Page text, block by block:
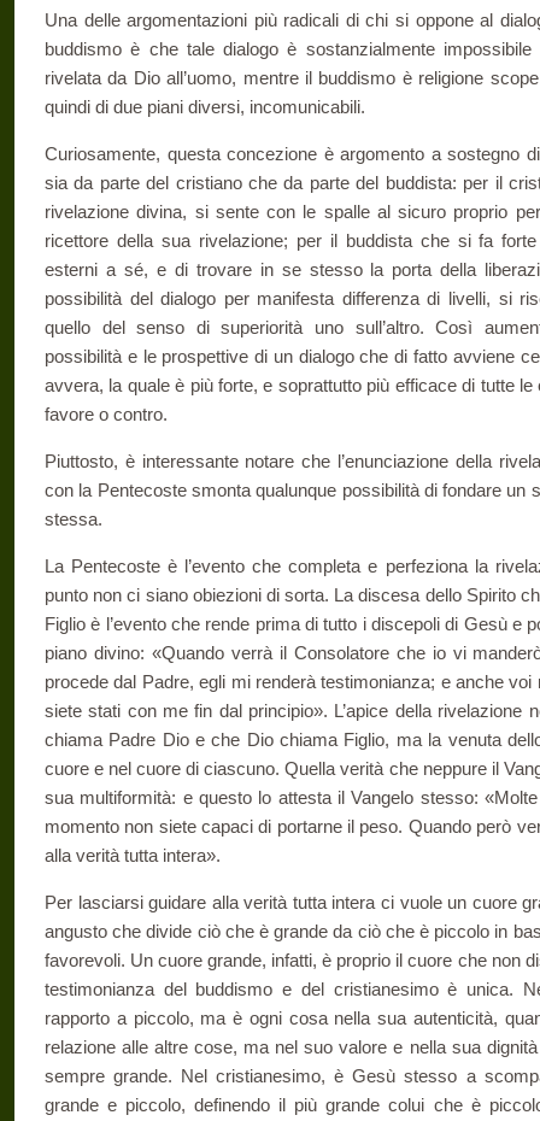
Una delle argomentazioni più radicali di chi si oppone al
buddismo è che tale dialogo è sostanzialmente
rivelata da Dio all’uomo, mentre il buddismo è religione
quindi di due piani diversi, incomunicabili.
Curiosamente, questa concezione è argomento a sostegno
sia da parte del cristiano che da parte del buddista: per il
rivelazione divina, si sente con le spalle al sicuro proprio
ricettore della sua rivelazione; per il buddista che si fa
esterni a sé, e di trovare in se stesso la porta della
possibilità del dialogo per manifesta differenza di livelli, si
quello del senso di superiorità uno sull’altro. Così
possibilità e le prospettive di un dialogo che di fatto avviene
avvera, la quale è più forte, e soprattutto più efficace di tutte
favore o contro.
Piuttosto, è interessante notare che l’enunciazione della
con la Pentecoste smonta qualunque possibilità di fondare un
stessa.
La Pentecoste è l’evento che completa e perfeziona la
punto non ci siano obiezioni di sorta. La discesa dello Spirito
Figlio è l’evento che rende prima di tutto i discepoli di Gesù e
piano divino: «Quando verrà il Consolatore che io vi
procede dal Padre, egli mi renderà testimonianza; e anche
siete stati con me fin dal principio». L’apice della rivelazione
chiama Padre Dio e che Dio chiama Figlio, ma la venuta
cuore e nel cuore di ciascuno. Quella verità che neppure il
sua multiformità: e questo lo attesta il Vangelo stesso:
momento non siete capaci di portarne il peso. Quando però
alla verità tutta intera».
Per lasciarsi guidare alla verità tutta intera ci vuole un cuore
angusto che divide ciò che è grande da ciò che è piccolo in
favorevoli. Un cuore grande, infatti, è proprio il cuore che non
testimonianza del buddismo e del cristianesimo è unica.
rapporto a piccolo, ma è ogni cosa nella sua autenticità,
relazione alle altre cose, ma nel suo valore e nella sua
sempre grande. Nel cristianesimo, è Gesù stesso a
grande e piccolo, definendo il più grande colui che è